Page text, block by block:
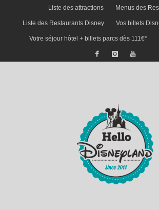
Liste des attractions Menus des
Liste des Restaurants Disney Vos billets
Votre séjour hôtel + billets parcs dès 111€*